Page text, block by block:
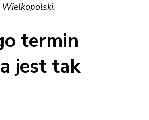
Wielkopolski.
termin
jest tak